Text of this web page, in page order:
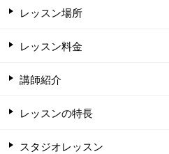
レッスン場所
レッスン料金
講師紹介
レッスンの特長
スタジオレッスン